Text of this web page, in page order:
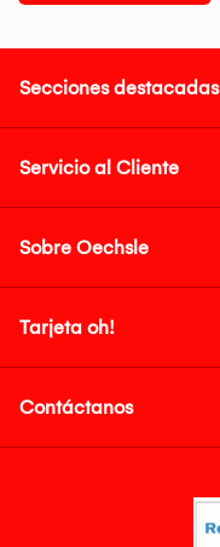
Secciones destacadas
Servicio al Cliente
Sobre Oechsle
Tarjeta oh!
Contáctanos